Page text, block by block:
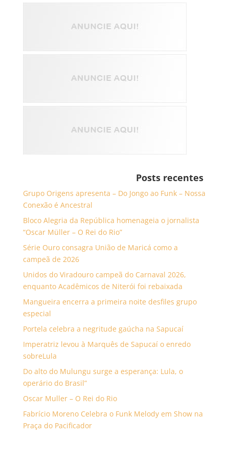
Posts recentes
Grupo Origens apresenta – Do Jongo ao Funk – Nossa
Conexão é Ancestral
Bloco Alegria da República homenageia o jornalista
“Oscar Müller – O Rei do Rio”
Série Ouro consagra União de Maricá como a
campeã de 2026
Unidos do Viradouro campeã do Carnaval 2026,
enquanto Acadêmicos de Niterói foi rebaixada
Mangueira encerra a primeira noite desfiles grupo
especial
Portela celebra a negritude gaúcha na Sapucaí
Imperatriz levou à Marquês de Sapucaí o enredo
sobreLula
Do alto do Mulungu surge a esperança: Lula, o
operário do Brasil”
Oscar Muller – O Rei do Rio
Fabrício Moreno Celebra o Funk Melody em Show na
Praça do Pacificador